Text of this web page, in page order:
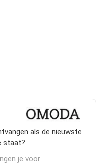
als de nieuwste
staat?
je voor